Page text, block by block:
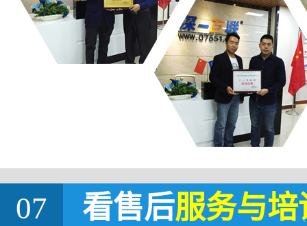
07 看售后服务与培